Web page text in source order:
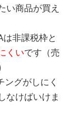
い商品が買え
非課税枠と
くいです（売
グがしにく
なけばいけま